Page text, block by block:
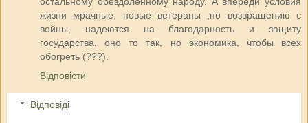
жизни мрачные, новые ветераны ,по возвращению с
войны, надеются на благодарность и защиту
государства, оно то так, но экономика, чтобы всех
обогреть (???).
Відповісти
Відповіді